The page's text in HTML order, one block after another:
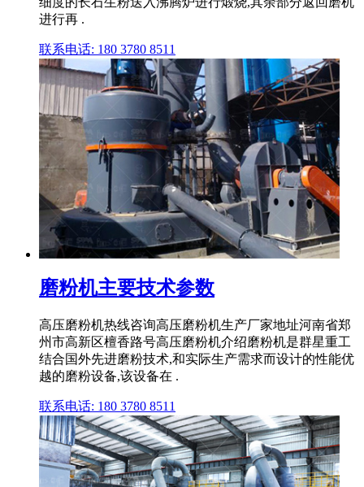
进行再 .
联系电话: 180 3780 8511
磨粉机主要技术参数
高压磨粉机热线咨询高压磨粉机生产厂家地址河南省郑
州市高新区檀香路号高压磨粉机介绍磨粉机是群星重工
结合国外先进磨粉技术,和实际生产需求而设计的性能优
越的磨粉设备,该设备在 .
联系电话: 180 3780 8511